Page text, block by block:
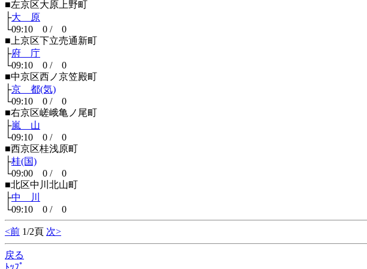
■左京区大原上野町
├大 原
└09:10 0 / 0
■上京区下立売通新町
├府 庁
└09:10 0 / 0
■中京区西ノ京笠殿町
├京 都(気)
└09:10 0 / 0
■右京区嵯峨亀ノ尾町
├嵐 山
└09:10 0 / 0
■西京区桂浅原町
├桂(国)
└09:00 0 / 0
■北区中川北山町
├中 川
└09:10 0 / 0
<前 1/2頁 次>
戻る
ﾄｯﾌﾟ